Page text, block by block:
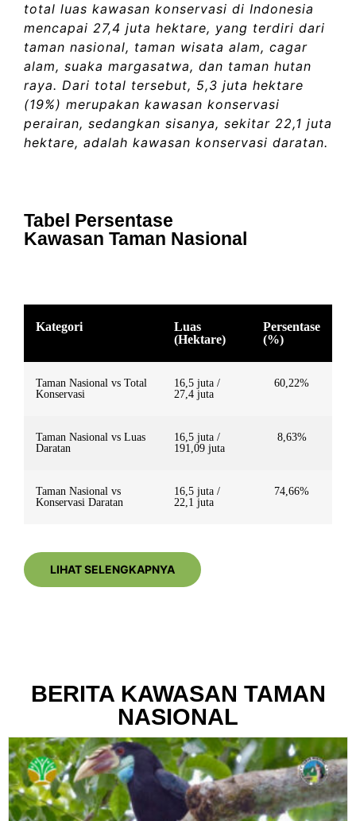
total luas kawasan konservasi di Indonesia
mencapai 27,4 juta hektare, yang terdiri dari
taman nasional, taman wisata alam, cagar
alam, suaka margasatwa, dan taman hutan
raya. Dari total tersebut, 5,3 juta hektare
(19%) merupakan kawasan konservasi
perairan, sedangkan sisanya, sekitar 22,1 juta
hektare, adalah kawasan konservasi daratan.
Tabel Persentase
Kawasan Taman Nasional
Kategori
Luas
(Hektare)
Persentase
(%)
Taman Nasional vs Total
Konservasi
16,5 juta /
27,4 juta
60,22%
Taman Nasional vs Luas
Daratan
16,5 juta /
191,09 juta
8,63%
Taman Nasional vs
Konservasi Daratan
16,5 juta /
22,1 juta
74,66%
LIHAT SELENGKAPNYA
BERITA KAWASAN TAMAN
NASIONAL